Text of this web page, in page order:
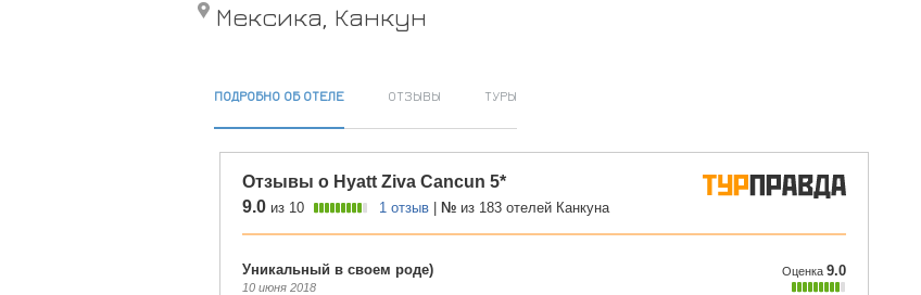
Мексика, Канкун
ПОДРОБНО ОБ ОТЕЛЕ ОТЗЫВЫ ТУРЫ